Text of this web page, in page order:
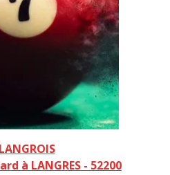
à LANGRES - 52200